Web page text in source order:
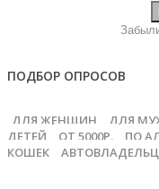
ПОДБОР ОПРОСОВ
ДЛЯ ЖЕНЩИН ДЛЯ
ДЕТЕЙ
ОТ 5000Р. ПО
КОШЕК